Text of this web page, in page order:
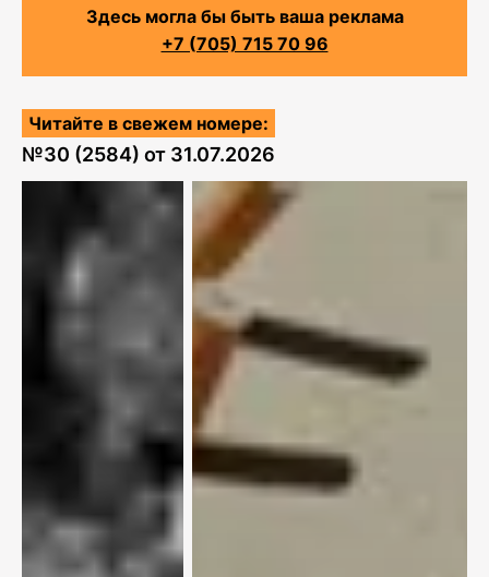
Здесь могла бы быть ваша реклама
+7 (705) 715 70 96
Читайте в свежем номере:
№30 (2584) от 31.07.2026